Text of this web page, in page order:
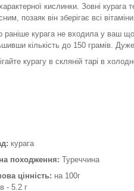
кислинки. Зовні
позаяк він зберігає всі
раніше курага не входила у ваш
кількість до 150 грамів.
курагу в скляній тарі в
курага
походження: Туреччина
цінність: на 100г
- 5.2 г